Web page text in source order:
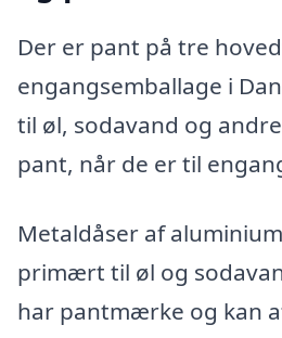
Der er pant på tre
engangsemballage i
til øl, sodavand og
pant, når de er til
Metaldåser af
primært til øl og
har pantmærke og kan